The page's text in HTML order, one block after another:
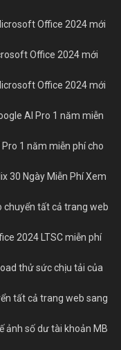
Office 2024 mới
Office 2024 mới
Office 2024 mới
AI Pro 1 năm miễn
1 năm miễn phí cho
30 Ngày Miễn Phí Xem
chuyển tất cả trang web
2024 LTSC miễn phí
thử sức chịu tải của
tất cả trang web sang
ảnh số dư tài khoản MB